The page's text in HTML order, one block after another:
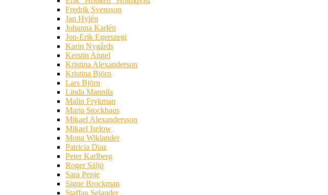
Fredrik Svensson
Jan Hylén
Johanna Karlén
Jon-Erik Egerszegi
Karin Nygårds
Kerstin Angel
Kristina Alexanderson
Kristina Björn
Lars Björn
Linda Mannila
Malin Frykman
Maria Stockhaus
Mikael Alexandersson
Mikael Iselow
Mona Wiklander
Patricia Diaz
Peter Karlberg
Roger Säljö
Sara Penje
Signe Brockman
Staffan Selander